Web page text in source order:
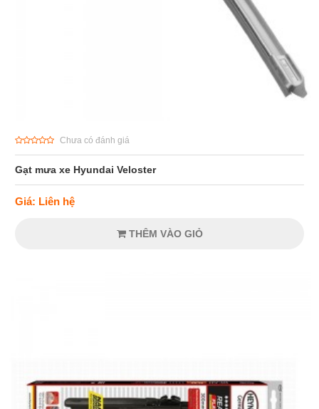
Chưa có đánh giá
Gạt mưa xe Hyundai Veloster
Giá: Liên hệ
THÊM VÀO GIỎ